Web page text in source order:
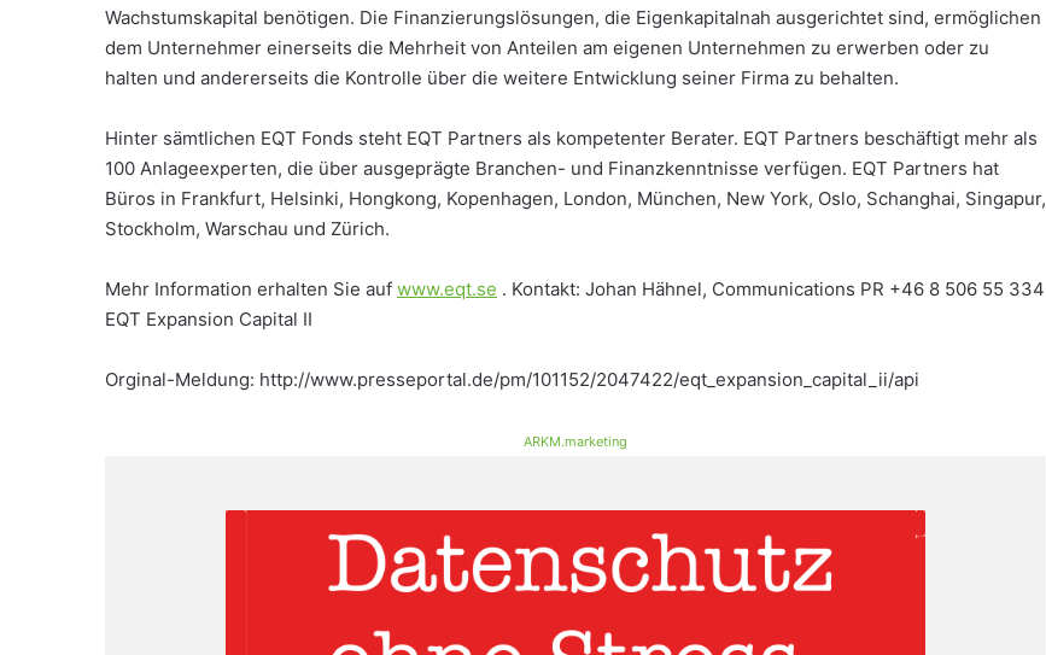
Wachstumskapital benötigen. Die Finanzierungslösungen, die Eigenkapitalnah ausgerichtet sind, ermöglichen
dem Unternehmer einerseits die Mehrheit von Anteilen am eigenen Unternehmen zu erwerben oder zu
halten und andererseits die Kontrolle über die weitere Entwicklung seiner Firma zu behalten.
Hinter sämtlichen EQT Fonds steht EQT Partners als kompetenter Berater. EQT Partners beschäftigt mehr als
100 Anlageexperten, die über ausgeprägte Branchen- und Finanzkenntnisse verfügen. EQT Partners hat
Büros in Frankfurt, Helsinki, Hongkong, Kopenhagen, London, München, New York, Oslo, Schanghai, Singapur,
Stockholm, Warschau und Zürich.
Mehr Information erhalten Sie auf www.eqt.se . Kontakt: Johan Hähnel, Communications PR +46 8 506 55 334
EQT Expansion Capital II
Orginal-Meldung: http://www.presseportal.de/pm/101152/2047422/eqt_expansion_capital_ii/api
ARKM.marketing